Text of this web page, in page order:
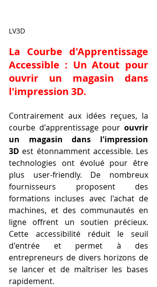
LV3D
La Courbe d'Apprentissage
ouvrir un magasin dans
l'impression 3D.
Contrairement aux idées reçues, la
courbe d'apprentissage pour ouvrir
un magasin dans l'impression
3D est étonnamment accessible. Les
technologies ont évolué pour être
plus user-friendly. De nombreux
fournisseurs proposent des
formations incluses avec l'achat de
machines, et des communautés en
ligne offrent un soutien précieux.
Cette accessibilité réduit le seuil
d'entrée et permet à des
entrepreneurs de divers horizons de
se lancer et de maîtriser les bases
rapidement.